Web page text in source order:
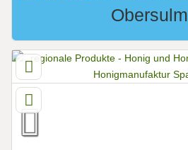
Obersulm